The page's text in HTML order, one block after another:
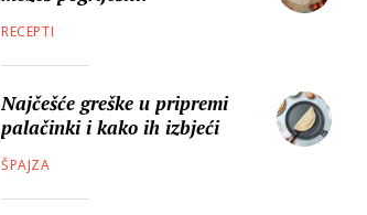
RECEPTI
Najčešće greške u pripremi
palačinki i kako ih izbjeći
ŠPAJZA